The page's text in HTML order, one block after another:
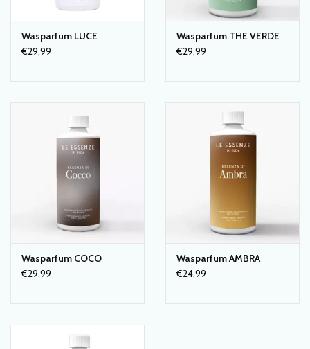
Wasparfum LUCE
€29,99
Wasparfum THE VERDE
€29,99
Wasparfum COCO
€29,99
Wasparfum AMBRA
€24,99